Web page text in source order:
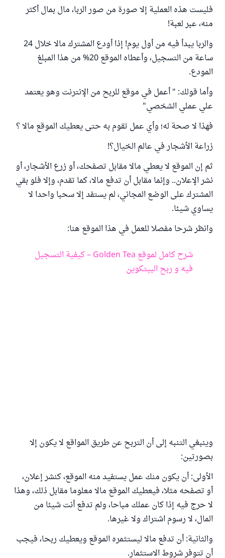
فليست هذه العملية إلا صورة من صور الربا، مال بمال أكثر
منه، عبر لعبة!
والربا يبدأ فيه من أول يوم! إذا أودع المشترك مالا خلال 24
ساعة من التسجيل، وأعطاه الموقع 20% من هذا المبلغ
المودع.
وأما قولك: " أعمل في موقع للربح من الإنترنت وهو يعتمد
علي عملي الشخصي"
فهذا لا صحة له؛ وأي عمل تقوم به حتى يعطيك الموقع مالا ؟
زراعة الأشجار في عالم الخيال؟!
ثم إن الموقع لا يعطي مالا مقابل تصفحك، أو زرع الأشجار، أو
نشر الإعلان.. وإنما مقابل أن تدفع مالا، كما تقدم، وإلا فلو بقي
المشترك على الوضع المجاني، لم يستفد إلا سحبا واحدا لا
يساوي شيئا.
وانظر شرحا مفصلا للعمل في هذا الموقع هنا:
شرح كامل لموقع Golden Tea – كيفية التسجيل
فيه و ربح البيتكوين
وينبغي التنبه إلى أن التربح عن طريق المواقع لا يكون إلا
بصورتين:
الأولى: أن يكون منك عمل يستفيد منه الموقع، كنشر إعلان،
أو تصفحه مثلا، فيعطيك الموقع مالا معلوما مقابل ذلك، وهذا
لا حرج فيه إذا كان عملك مباحا، ولم تدفع أنت شيئا من
المال، لا رسوم اشتراك ولا غيرها.
والثانية: أن تدفع مالا ليستثمره الموقع ويعطيك ربحا، فيجب
أن تتوفر شروط الاستثمار.